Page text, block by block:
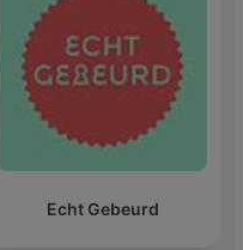
Echt Gebeurd